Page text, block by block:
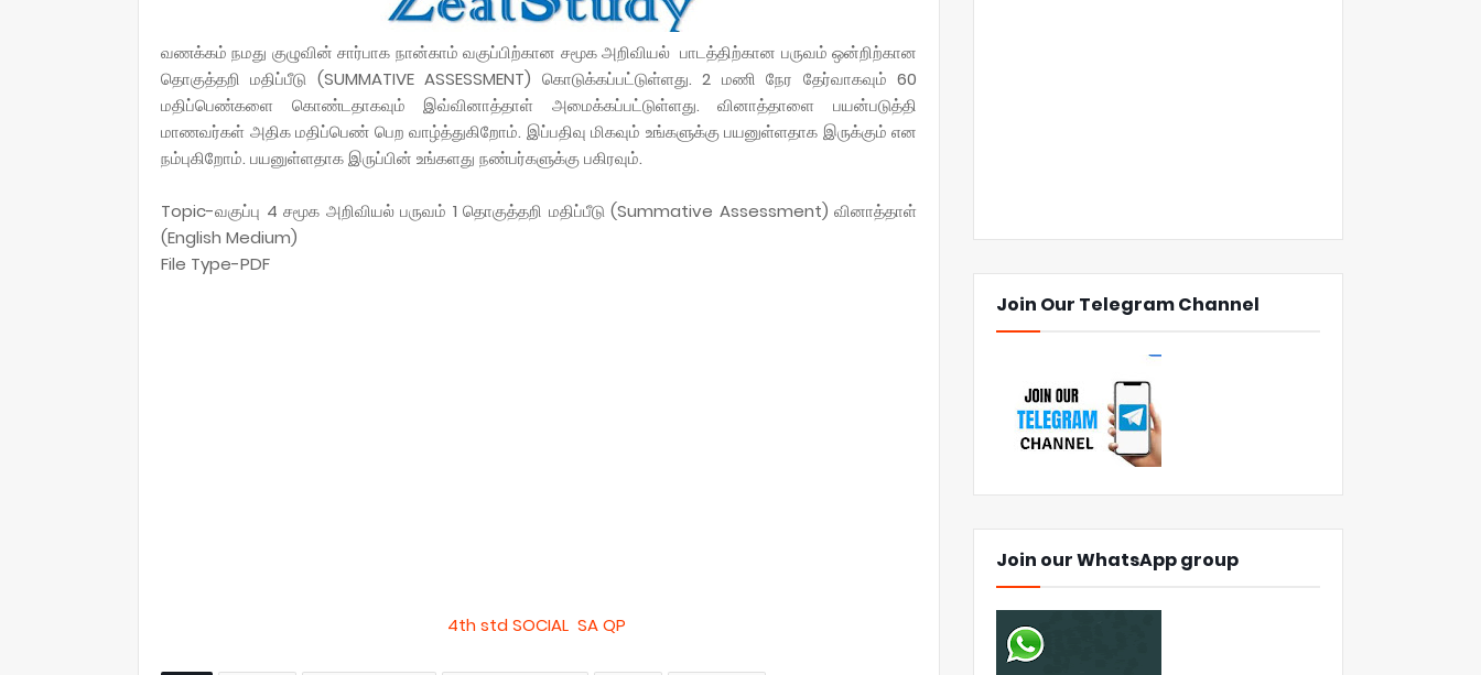
வணக்கம் நமது குழுவின் சார்பாக நான்காம் வகுப்பிற்கான சமூக அறிவியல் பாடத்திற்கான பருவம் ஒன்றிற்கான
தொகுத்தறி மதிப்பீடு (SUMMATIVE ASSESSMENT) கொடுக்கப்பட்டுள்ளது.2 மணி நேர தேர்வாகவும் 60
மதிப்பெண்களை கொண்டதாகவும் இவ்வினாத்தாள் அமைக்கப்பட்டுள்ளது. வினாத்தாளை பயன்படுத்தி
மாணவர்கள் அதிக மதிப்பெண் பெற வாழ்த்துகிறோம். இப்பதிவு மிகவும் உங்களுக்கு பயனுள்ளதாக இருக்கும் என
நம்புகிறோம். பயனுள்ளதாக இருப்பின் உங்களது நண்பர்களுக்கு பகிரவும்.
Topic-வகுப்பு 4 சமூக அறிவியல் பருவம் 1 தொகுத்தறி மதிப்பீடு (Summative Assessment) வினாத்தாள்
(English Medium)
File Type-PDF
4th std SOCIAL SA QP
Join Our Telegram Channel
Join our WhatsApp group